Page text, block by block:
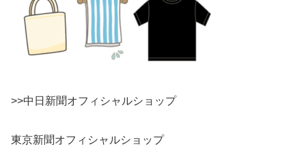
>>中日新聞オフィシャルショップ
東京新聞オフィシャルショップ